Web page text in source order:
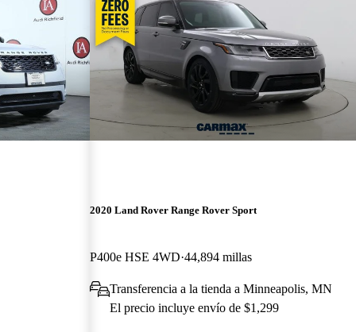
2020 Land Rover Range Rover Sport
P400e HSE 4WD 44,894 millas
Transferencia a la tienda a Minneapolis, MN
El precio incluye envío de $1,299